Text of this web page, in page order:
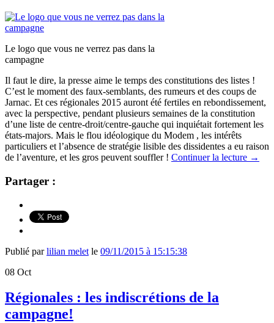
Le logo que vous ne verrez pas dans la
campagne
Il faut le dire, la presse aime le temps des constitutions des listes !
C’est le moment des faux-semblants, des rumeurs et des coups de
Jarnac. Et ces régionales 2015 auront été fertiles en rebondissement,
avec la perspective, pendant plusieurs semaines de la constitution
d’une liste de centre-droit/centre-gauche qui inquiétait fortement les
états-majors. Mais le flou idéologique du Modem , les intérêts
particuliers et l’absence de stratégie lisible des dissidentes a eu raison
de l’aventure, et les gros peuvent souffler ! Continuer la lecture →
Partager :
Publié parlilian melet le 09/11/2015 à 15:15:38
08 Oct
Régionales : les indiscrétions de la
campagne!